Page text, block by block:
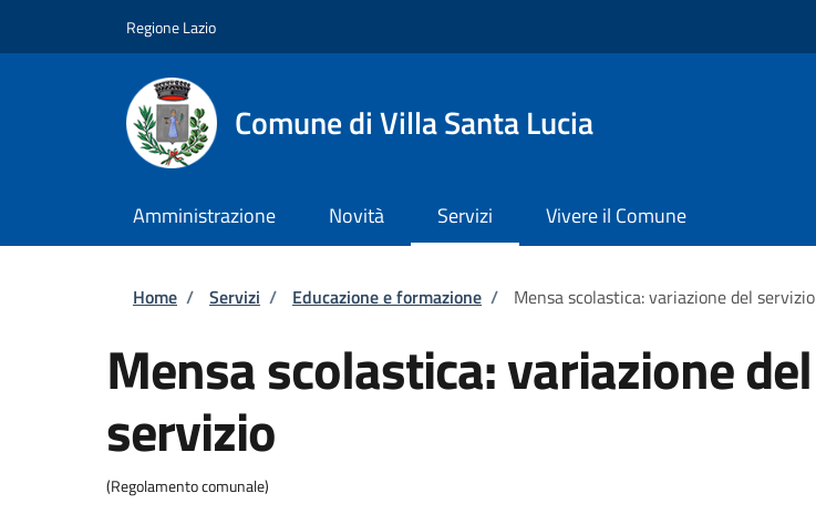
Regione Lazio
Comune di Villa Santa Lucia
Amministrazione Novità Servizi Vivere il Comune
Briciole di pane
Home / Servizi / Educazione e formazione / Mensa scolastica: variazione del servizio
Mensa scolastica: variazione del
servizio
(Regolamento comunale)